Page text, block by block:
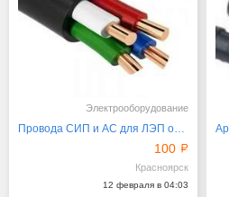
Электрооборудование
Провода СИП и АС для ЛЭП оптом и в розницу
100
Красноярск
12 февраля в 04:03